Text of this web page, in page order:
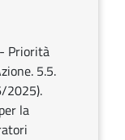
Priorità
5.5.
2025).
la